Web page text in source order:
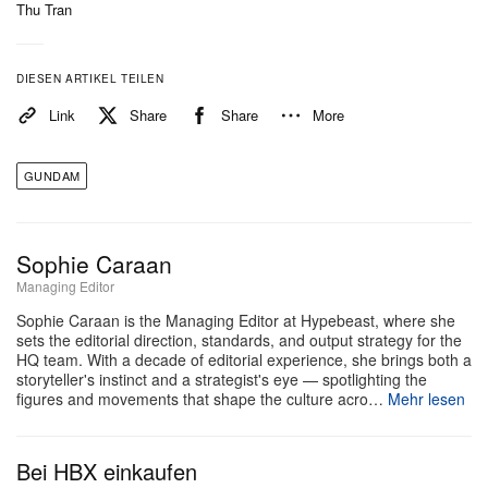
Update nicht hätte. Als ursprünglicher Mechanical
Bearbeitung der Statue ein Schlusswort desjenigen,
der die visuelle Identität der Einheit von Anfang an
Das Abschiedsprogramm rund um die Ver.-TWC-
Vier Transformation-Shows am Tag sind um 11:00,
13:00, 15:00 und 17:00 Uhr angesetzt, in denen sich
die Konfigurationen der Statue verändern. Das
Abendprogramm läuft in sechs Slots von 19:00 bis
21:30 Uhr, jeder mit einem eigenen Gundam-
Feature. Das Line-up beginnt mitMobile Suit
Uhr und führt überMidNight CHA CHA
Thu Tran
DIESEN ARTIKEL TEILEN
Link Share Share More
GUNDAM
Sophie Caraan
Managing Editor
Sophie Caraan is the Managing Editor at Hypebeast, where she
sets the editorial direction, standards, and output strategy for the
HQ team. With a decade of editorial experience, she brings both a
storyteller's instinct and a strategist's eye — spotlighting the
figures and movements that shape the culture acro… Mehr lesen
Bei HBX einkaufen